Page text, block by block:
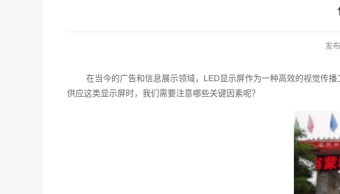
发
在当今的广告和信息展示领域，LED显示屏作为一种高效的视觉传
供应这类显示屏时，我们需要注意哪些关键因素呢？